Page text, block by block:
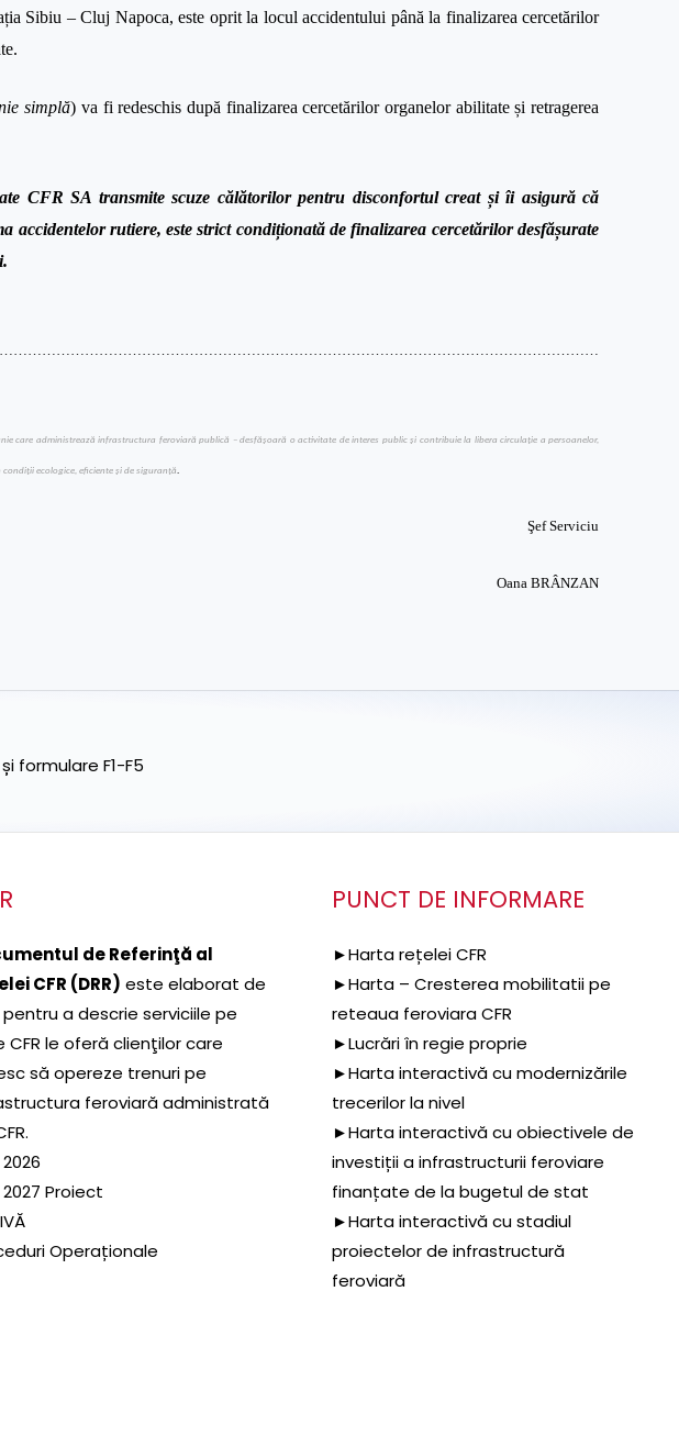
Sibiu – Cluj Napoca, este oprit la locul accidentului până la finalizarea cercetărilor
simplă) va fi redeschis după finalizarea cercetărilor organelor abilitate și retragerea
CFR SA transmite scuze călătorilor pentru disconfortul creat și îi asigură că
accidentelor rutiere, este strict condiționată de finalizarea cercetărilor desfășurate
care administrează infrastructura feroviară publică – desfăşoară o activitate de interes public şi contribuie la libera circulaţie a persoanelor,
ecologice, eficiente şi de siguranţă.
Şef Serviciu
Oana BRÂNZAN
formulare F1-F5
de Referinţă al
CFR (DRR) este elaborat de
pentru a descrie serviciile pe
CFR le oferă clienţilor care
să opereze trenuri pe
feroviară administrată
2026
2027 Proiect
Operaționale
PUNCT DE INFORMARE
►Harta rețelei CFR
►Harta – Cresterea mobilitatii pe
reteaua feroviara CFR
►Lucrări în regie proprie
►Harta interactivă cu modernizările
trecerilor la nivel
►Harta interactivă cu obiectivele de
investiții a infrastructurii feroviare
finanțate de la bugetul de stat
►Harta interactivă cu stadiul
proiectelor de infrastructură
feroviară